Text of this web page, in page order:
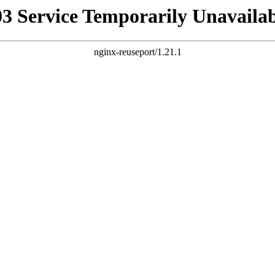
Service Temporarily
nginx-reuseport/1.21.1